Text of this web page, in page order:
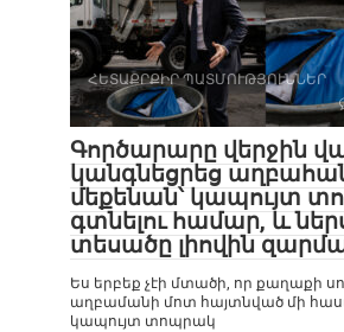
ՀԵՏԱՔՐՔԻՐ ՊԱՏՄՈՒԹՅՈՒՆՆԵՐ
Գործարարը վերջին
կանգնեցրեց
մեքենան՝ կապույտ
գտնելու համար, և
տեսածը լիովին
Ես երբեք չէի մտածի, որ քաղաքի
աղբամանի մոտ հայտնված մի
կապույտ տոպրակ